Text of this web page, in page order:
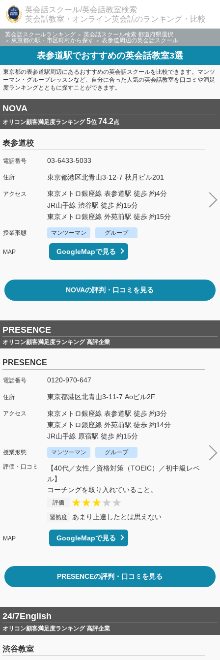
英会話スクール/英会話教室検索
英会話教室・オンライン英会話のランキング・比較
英会話スクールランキング
英会話スクール検索 都道府県選択
東京都の駅・市区町村から探す
表参道周辺の英会話スクール
表参道駅でおすすめの英会話教室3選
東京都の表参道駅周辺にあるおすすめの英会話スクールを比較できます。マンツ
ーマン・グループレッスンなど、自分に合った人気の英会話教室を口コミや満足
度ランキングとともに探すことができます。
NOVA
オリコン顧客満足度ランキング5位 74.2点
表参道校
03-6433-5033
東京都港区北青山3-12-7 秋月ビル201
東京メトロ銀座線 表参道駅 徒歩 約4分
JR山手線 渋谷駅 徒歩 約15分
東京メトロ銀座線 外苑前駅 徒歩 約15分
マンツーマン グループ
GoogleMapで見る
NOVAの評判・口コミを見る
PRESENCE
オリコン顧客満足度ランキング 高評企業
PRESENCE
0120-970-647
東京都港区北青山3-11-7 Aoビル2F
東京メトロ銀座線 表参道駅 徒歩 約3分
東京メトロ銀座線 外苑前駅 徒歩 約14分
JR山手線 原宿駅 徒歩 約15分
マンツーマン グループ
【40代／女性／資格対策（TOEIC）／初中級レベ
ル】
コーチングを取り入れていること。
評価
習熟度 あまり上達したとは思えない
GoogleMapで見る
PRESENCEの評判・口コミを見る
24/7English
オリコン顧客満足度ランキング 高評企業
渋谷教室